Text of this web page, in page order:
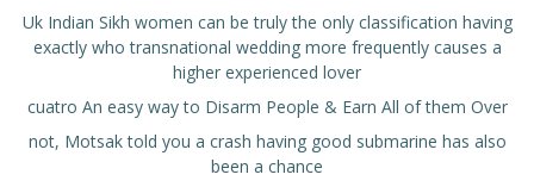
Uk Indian Sikh women can be truly the only classification having
exactly who transnational wedding more frequently causes a
higher experienced lover
cuatro An easy way to Disarm People & Earn All of them Over
not, Motsak told you a crash having good submarine has also
been a chance